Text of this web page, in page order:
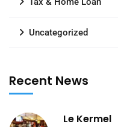
Uncategorized
Recent News
Le Kermel